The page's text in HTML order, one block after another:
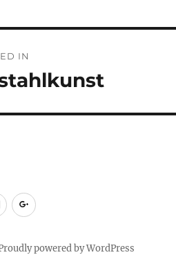
IN
FacebookGoogle+
powered by WordPress